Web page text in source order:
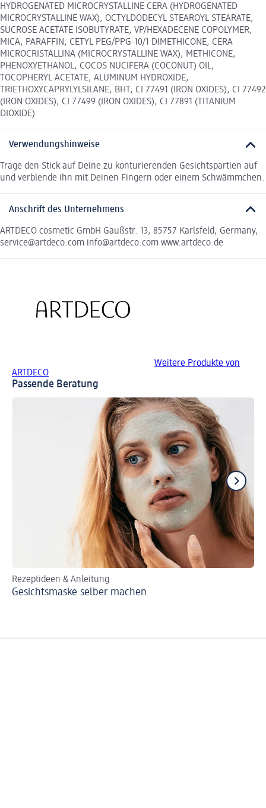
HYDROGENATED MICROCRYSTALLINE CERA (HYDROGENATED
MICROCRYSTALLINE WAX), OCTYLDODECYL STEAROYL STEARATE,
SUCROSE ACETATE ISOBUTYRATE, VP/HEXADECENE COPOLYMER,
MICA, PARAFFIN, CETYL PEG/PPG-10/1 DIMETHICONE, CERA
MICROCRISTALLINA (MICROCRYSTALLINE WAX), METHICONE,
PHENOXYETHANOL, COCOS NUCIFERA (COCONUT) OIL,
TOCOPHERYL ACETATE, ALUMINUM HYDROXIDE,
TRIETHOXYCAPRYLYLSILANE, BHT, CI 77491 (IRON OXIDES), CI 77492
(IRON OXIDES), CI 77499 (IRON OXIDES), CI 77891 (TITANIUM
DIOXIDE)
Verwendungshinweise
Trage den Stick auf Deine zu konturierenden Gesichtspartien auf
und verblende ihn mit Deinen Fingern oder einem Schwämmchen.
Anschrift des Unternehmens
ARTDECO cosmetic GmbH Gaußstr. 13, 85757 Karlsfeld, Germany,
service@artdeco.com info@artdeco.com www.artdeco.de
Weitere Produkte von
ARTDECO
Passende Beratung
Rezeptideen & Anleitung
Gesichtsmaske selber machen